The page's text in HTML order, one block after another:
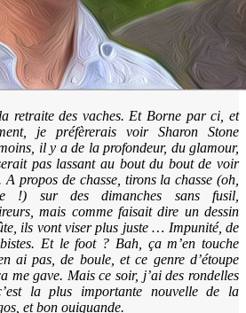
retraite des vaches. Et Borne par ci, et
je préfèrerais voir Sharon Stone
il y a de la profondeur, du glamour,
pas lassant au bout du bout de voir
A propos de chasse, tirons la chasse (oh,
!) sur des dimanches sans fusil,
mais comme faisait dire un dessin
ils vont viser plus juste … Impunité, de
Et le foot ? Bah, ça m’en touche
ai pas, de boule, et ce genre d’étoupe
me gave. Mais ce soir, j’ai des rondelles
la plus importante nouvelle de la
et bon ouiquande.